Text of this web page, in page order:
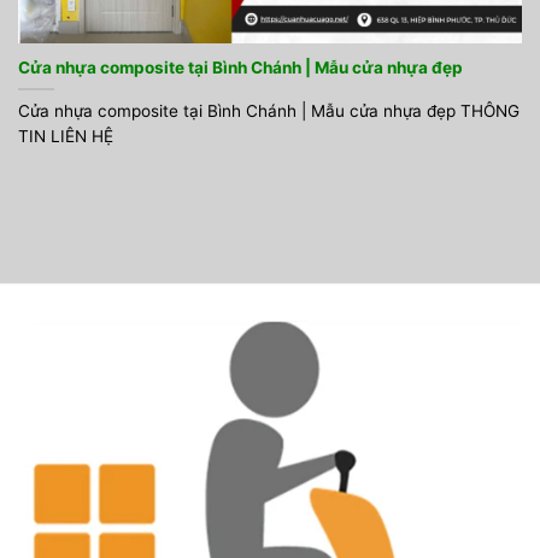
Cửa nhựa composite tại Bình Chánh | Mẫu cửa nhựa đẹp
Cửa nhựa composite tại Bình Chánh | Mẫu cửa nhựa đẹp THÔNG
TIN LIÊN HỆ